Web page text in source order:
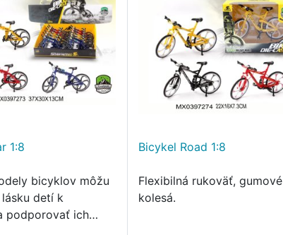
1:8
bicyklov môžu
detí k
podporovať ich
Bicykel Road 1:8
Flexibilná rukoväť, gumové
kolesá.